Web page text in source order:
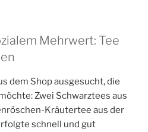
Mehrwert: Tee
dem Shop ausgesucht, die
Zwei Schwarztees aus
Kräutertee aus der
schnell und gut